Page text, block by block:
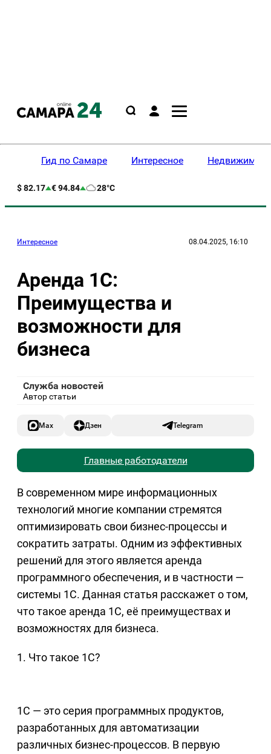
Гид по Самаре Интересное
$ 82.17 € 94.84 28°C
Интересное 08.04.2025, 16:10
Аренда 1С:
Преимущества и
возможности для
бизнеса
Служба новостей
Автор статьи
Max Дзен Telegram
Главные работодатели
В современном мире информационных
технологий многие компании стремятся
оптимизировать свои бизнес-процессы и
сократить затраты. Одним из эффективных
решений для этого является аренда
программного обеспечения, и в частности —
системы 1С. Данная статья расскажет о том,
что такое аренда 1С, её преимуществах и
возможностях для бизнеса.
1. Что такое 1С?
1С — это серия программных продуктов,
разработанных для автоматизации
различных бизнес-процессов. В первую